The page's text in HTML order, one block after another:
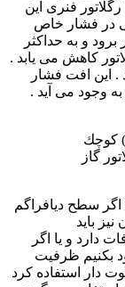
فنری این
در فشار خاص
و به حداکثر
کاهش می یابد .
. این افت فشار
به وجود می آید .
گاز
سطح ديافراگم
بايد
دارد و يا اگر
بكنيم ظرفيت
دار استفاده کرد